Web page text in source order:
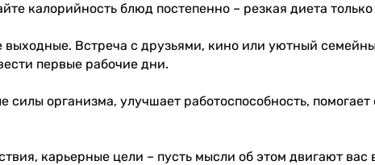
калорийность блюд постепенно – резкая диета только
Встреча с друзьями, кино или уютный
первые рабочие дни.
организма, улучшает работоспособность, помогает
карьерные цели – пусть мысли об этом двигают